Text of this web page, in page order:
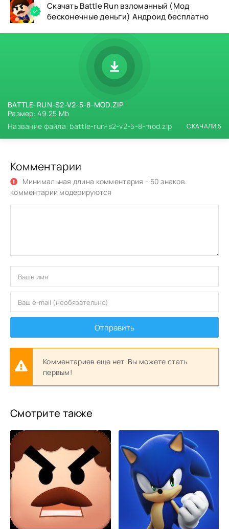
Скачать Battle Run взломанный (Мод
бесконечные деньги) Андроид бесплатно
BATTLE-RUN-S2-V2-5-8-MOD.ZIP
Размер: 49.25 Mb
Название файла: battle-run-s2-v2-5-8-mod.zip
СКАЧАЛИ 5
Комментарии
Минимальная длина комментария - 50 знаков.
комментарии модерируются
Отправить
Комментариев еще нет. Вы можете стать
первым!
Смотрите также